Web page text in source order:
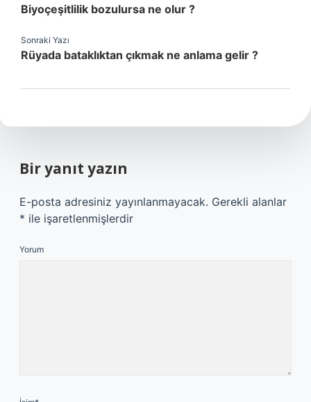
Biyoçeşitlilik bozulursa ne olur ?
Sonraki Yazı
Rüyada bataklıktan çıkmak ne anlama gelir ?
Bir yanıt yazın
E-posta adresiniz yayınlanmayacak. Gerekli alanlar
* ile işaretlenmişlerdir
Yorum